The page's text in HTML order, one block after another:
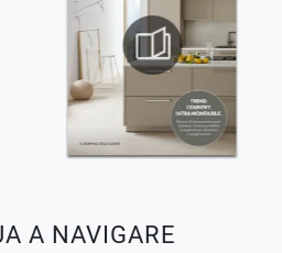
A NAVIGARE